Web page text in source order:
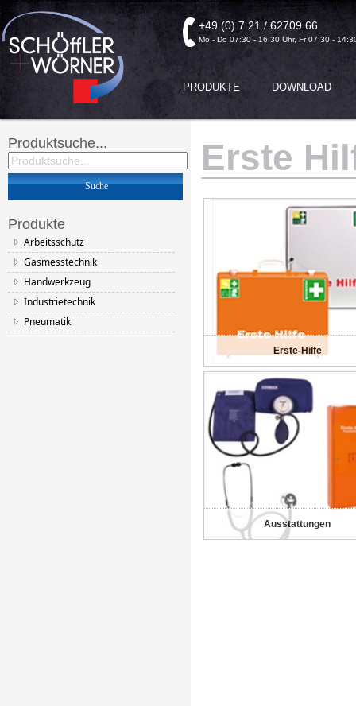
+49 (0) 7 21 / 62709 66
Mo - Do 07:30 - 16:30 Uhr, Fr 07:30 -
PRODUKTE DOWNLOAD
Produktsuche...
Produkte
Arbeitsschutz
Gasmesstechnik
Handwerkzeug
Industrietechnik
Pneumatik
Erste
Erste-Hilfe
Ausstattungen